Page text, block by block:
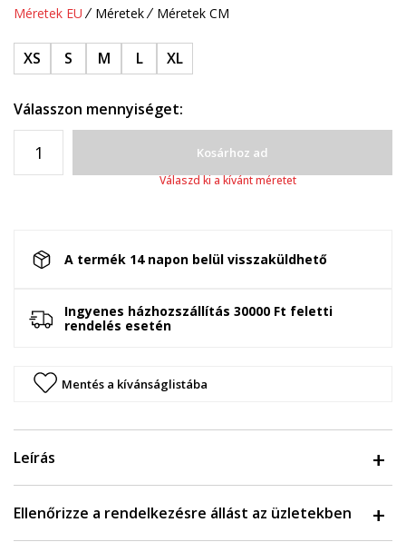
Méretek EU Méretek Méretek CM
XS S M L XL
Válasszon mennyiséget:
Kosárhoz ad
Válaszd ki a kívánt méretet
A termék 14 napon belül visszaküldhető
Ingyenes házhozszállítás 30000 Ft feletti
rendelés esetén
Mentés a kívánságlistába
Leírás
Ellenőrizze a rendelkezésre állást az üzletekben